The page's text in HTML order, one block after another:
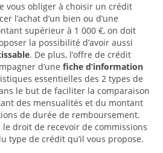
vous obliger à choisir un crédit
l’achat d’un bien ou d’une
supérieur à 1 000 €, on doit
la possibilité d’avoir aussi
. De plus, l’offre de crédit
d’une fiche d’information
essentielles des 2 types de
le but de faciliter la comparaison
des mensualités et du montant
de durée de remboursement.
le droit de recevoir de commissions
type de crédit qu’il vous propose.